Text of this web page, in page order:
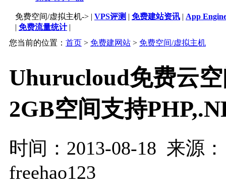
免费空间/虚拟主机-> | VPS评测 | 免费建站资讯 | App
| 免费流量统计|
您当前的位置： 首页 > 免费建网站 > 免费空间/虚拟主机
Uhurucloud免费云
2GB空间支持
时间：2013-08-18 来源
freehao123